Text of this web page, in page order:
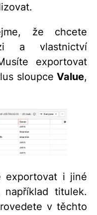
že chcete
a vlastnictví
exportovat
sloupce Value,
exportovat i jiné
titulek.
v těchto